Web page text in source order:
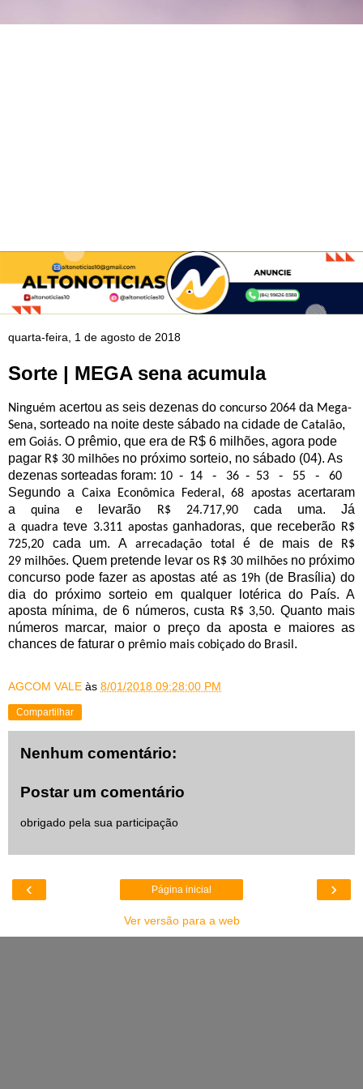
quarta-feira, 1 de agosto de 2018
Sorte | MEGA sena acumula
Ninguém acertou as seis dezenas do concurso 2064 da Mega-
Sena, sorteado na noite deste sábado na cidade de Catalão,
em Goiás. O prêmio, que era de R$ 6 milhões, agora pode
pagar R$ 30 milhões no próximo sorteio, no sábado (04). As
dezenas sorteadas foram: 10 - 14 - 36 - 53 - 55 - 60
Segundo a Caixa Econômica Federal,68 apostasacertaram
aquina e levarão R$ 24.717,90cada uma. Já
a quadra teve 3.311 apostasganhadoras, que receberão R$
725,20 cada um. A arrecadação total é de mais de R$
29 milhões. Quem pretende levar os R$ 30 milhões no próximo
concurso pode fazer as apostas até as 19h (de Brasília) do
dia do próximo sorteio em qualquer lotérica do País. A
aposta mínima, de 6 números, custa R$ 3,50. Quanto mais
números marcar, maior o preço da aposta e maiores as
chances de faturar o prêmio mais cobiçado do Brasil.
AGCOM VALE às 8/01/2018 09:28:00 PM
Compartilhar
Nenhum comentário:
Postar um comentário
obrigado pela sua participação
‹ ›
Página inicial
Ver versão para a web